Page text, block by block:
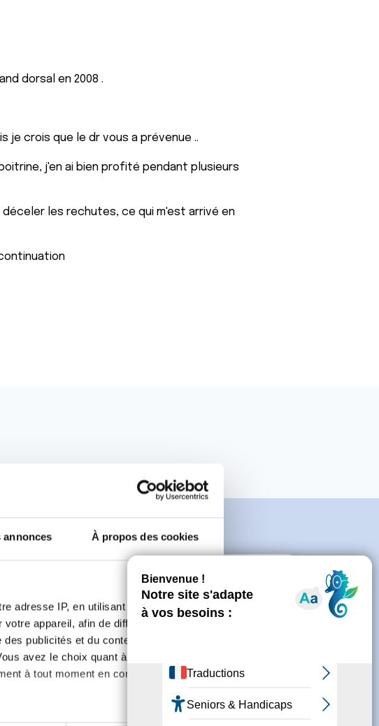
annonces À propos des cookies
adresse IP, en utilisant des
appareil, afin de diffuser des
publicités et du contenu, ainsi que de
avez le choix quant à l'utilisation de
à tout moment en consultant la
dorsal en 2008 .
je crois que le dr vous a prévenue ..
j'en ai bien profité pendant plusieurs
les rechutes, ce qui m'est arrivé en
de vous connecter ou de créer un compte.